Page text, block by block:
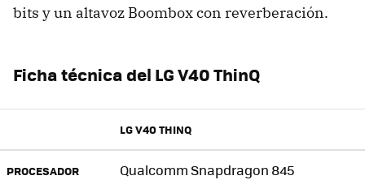
bits y un altavoz Boombox con reverberación.
Ficha técnica del LG V40 ThinQ
LG V40 THINQ
PROCESADOR Qualcomm Snapdragon 845